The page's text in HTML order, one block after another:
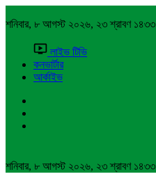
শনিবার, ৮ আগস্ট ২০২৬, ২৩ শ্রাবণ ১৪৩৩
লাইভ টিভি
কনভার্টার
আর্কাইভ
শনিবার, ৮ আগস্ট ২০২৬, ২৩ শ্রাবণ ১৪৩৩